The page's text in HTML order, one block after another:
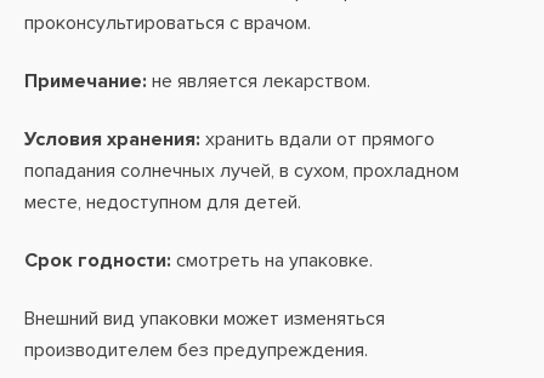
проконсультироваться с врачом.
Примечание: не является лекарством.
Условия хранения: хранить вдали от прямого
попадания солнечных лучей, в сухом, прохладном
месте, недоступном для детей.
Срок годности: смотреть на упаковке.
Внешний вид упаковки может изменяться
производителем без предупреждения.